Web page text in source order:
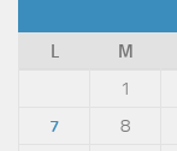
L
M
1
7
8